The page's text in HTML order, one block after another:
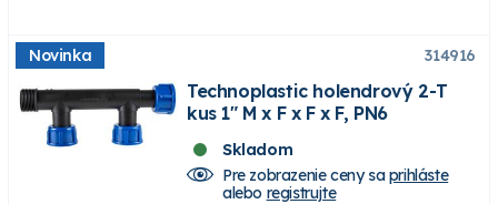
Novinka 314916
Technoplastic holendrový 2-T
kus 1" M x F x F x F, PN6
Skladom
Pre zobrazenie ceny saprihláste
alebo registrujte